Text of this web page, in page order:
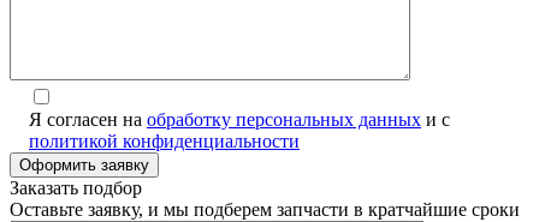
Я согласен на обработку персональных данных и с
политикой конфиденциальности
Заказать подбор
Оставьте заявку, и мы подберем запчасти в кратчайшие сроки